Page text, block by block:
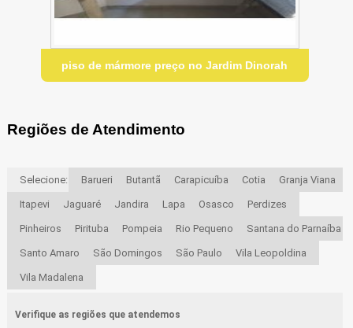
piso de mármore preço no Jardim Dinorah
Regiões de Atendimento
Selecione: Barueri Butantã Carapicuíba Cotia Granja Viana
Itapevi Jaguaré Jandira Lapa Osasco Perdizes
Pinheiros Pirituba Pompeia Rio Pequeno Santana do Parnaíba
Santo Amaro São Domingos São Paulo Vila Leopoldina
Vila Madalena
Verifique as regiões que atendemos